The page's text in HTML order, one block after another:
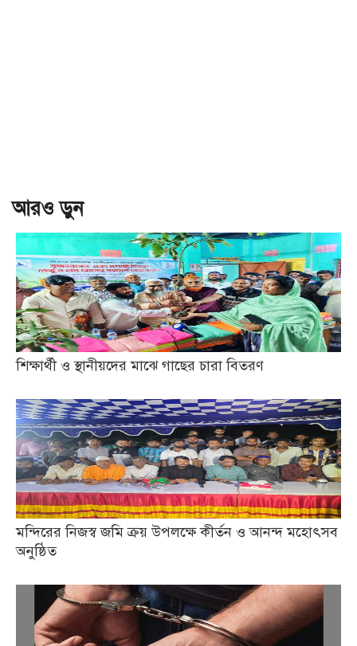
আরও ড়ুন
শিক্ষার্থী ও স্থানীয়দের মাঝে গাছের চারা বিতরণ
মন্দিরের নিজস্ব জমি ক্রয় উপলক্ষে কীর্তন ও আনন্দ মহোৎসব
অনুষ্ঠিত